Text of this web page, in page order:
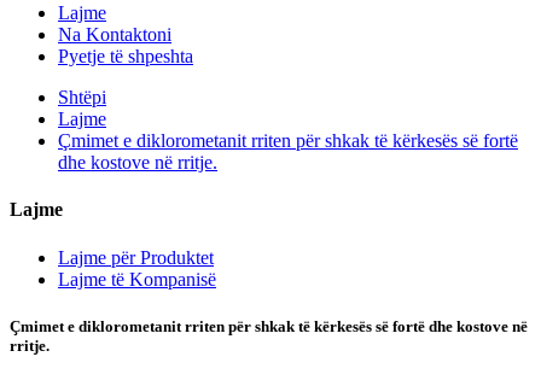
Lajme
Na Kontaktoni
Pyetje të shpeshta
Shtëpi
Lajme
Çmimet e diklorometanit rriten për shkak të kërkesës së fortë
dhe kostove në rritje.
Lajme
Lajme për Produktet
Lajme të Kompanisë
Çmimet e diklorometanit rriten për shkak të kërkesës së fortë dhe kostove në
rritje.